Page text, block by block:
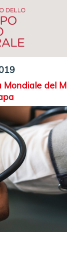
Mondiale del